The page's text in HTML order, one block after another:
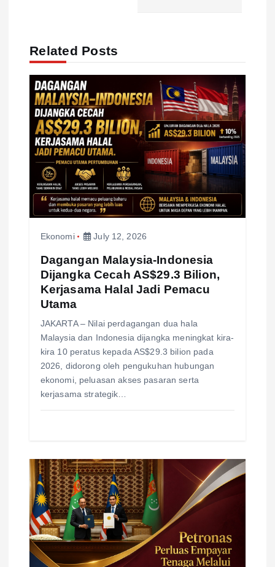
g
o
Related Posts
Ekonomi July 12, 2026
Dagangan Malaysia-Indonesia
Dijangka Cecah AS$29.3 Bilion,
Kerjasama Halal Jadi Pemacu
Utama
JAKARTA – Nilai perdagangan dua hala
Malaysia dan Indonesia dijangka meningkat kira-
kira 10 peratus kepada AS$29.3 bilion pada
2026, didorong oleh pengukuhan hubungan
ekonomi, peluasan akses pasaran serta
kerjasama strategik…